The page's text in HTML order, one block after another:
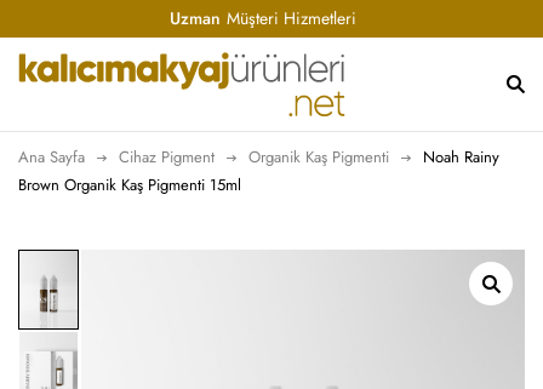
Uzman Müşteri Hizmetleri
Ana Sayfa Cihaz Pigment Organik Kaş Pigmenti
Noah Rainy
Brown Organik Kaş Pigmenti 15ml